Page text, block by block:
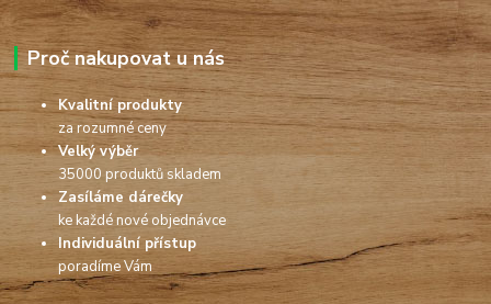
Proč nakupovat u nás
Kvalitní produkty
za rozumné ceny
Velký výběr
35000 produktů skladem
Zasíláme dárečky
ke každé nové objednávce
Individuální přístup
poradíme Vám